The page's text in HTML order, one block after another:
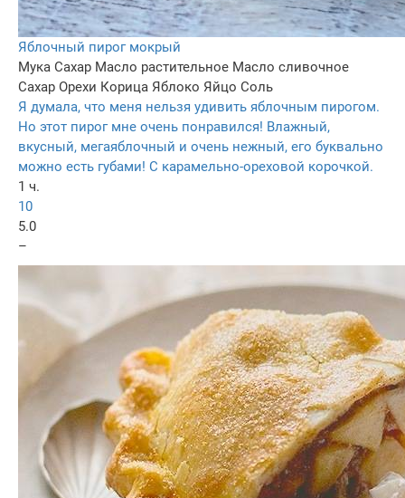
Яблочный пирог мокрый
Мука Сахар Масло растительное Масло сливочное
Сахар Орехи Корица Яблоко Яйцо Соль
Я думала, что меня нельзя удивить яблочным пирогом.
Но этот пирог мне очень понравился! Влажный,
вкусный, мегаяблочный и очень нежный, его буквально
можно есть губами! С карамельно-ореховой корочкой.
1 ч.
10
5.0
–